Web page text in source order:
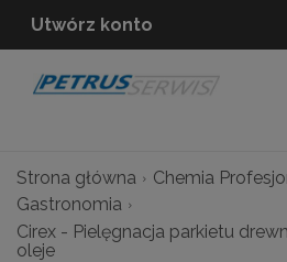
Utwórz konto
Strona główna Chemia
Gastronomia
Cirex - Pielęgnacja parkietu
oleje